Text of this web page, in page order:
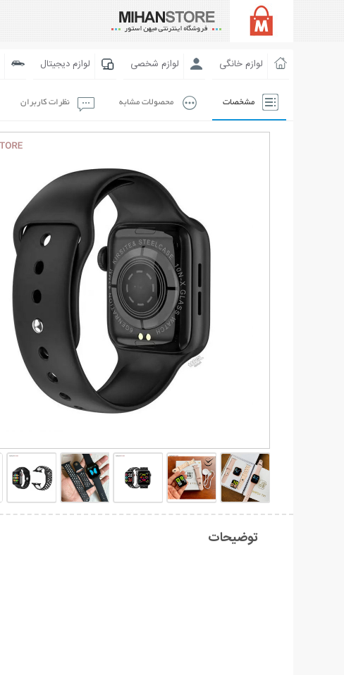
لوازم خانگی لوازم شخصی لوازم دیجیتال
مشخصات محصولات مشابه نظرات کاربران
توضیحات